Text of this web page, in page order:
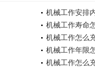
机械工作安排
机械工作寿命
机械工作怎么
机械工作年限
机械工作怎么